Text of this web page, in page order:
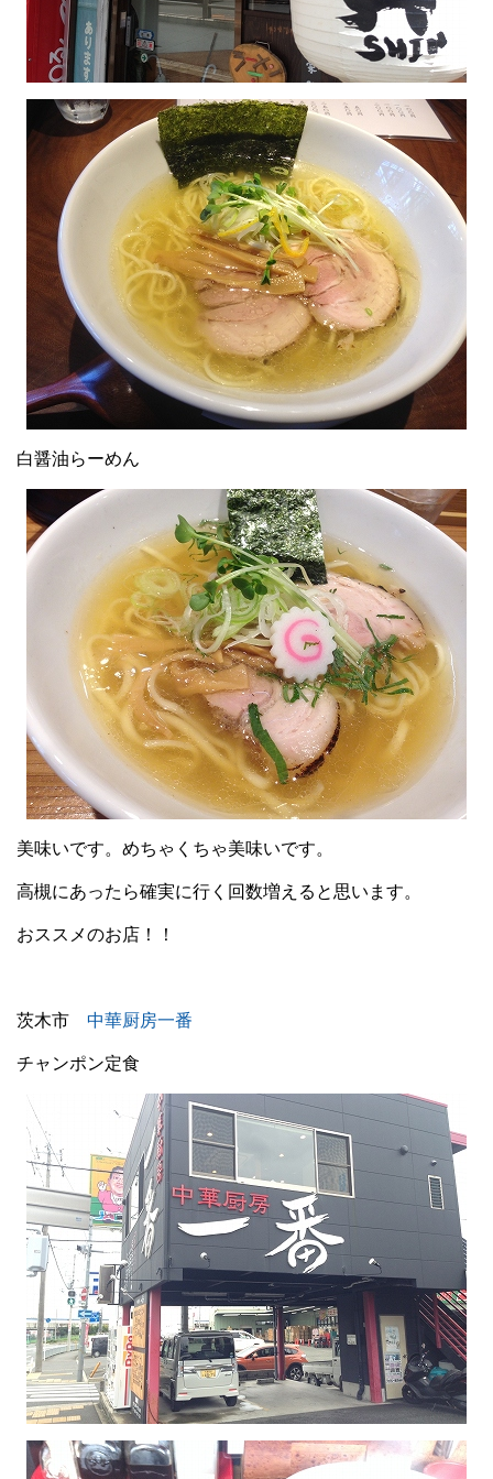
白醤油らーめん
美味いです。めちゃくちゃ美味いです。
高槻にあったら確実に行く回数増えると思います。
おススメのお店！！
茨木市 中華厨房一番
チャンポン定食